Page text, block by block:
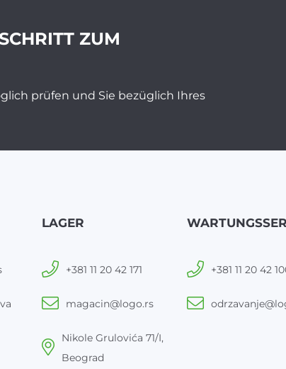
ZUM
prüfen und Sie bezüglich Ihres
LAGER
+381 11 20 42 171
magacin@logo.rs
Nikole Grulovića 71/I,
Beograd
+381 11 20 42